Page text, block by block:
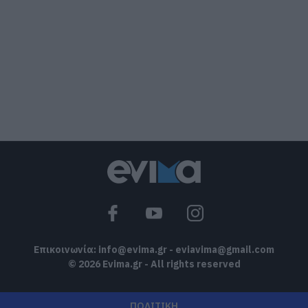
Αναστάτωση σε παραλία της Εύβοιας:
Άνδρας αισθάνθηκε αδιαθεσία,
Επικοινωνία: info@evima.gr - eviavima@gmail.com
© 2026 Evima.gr - All rights reserved